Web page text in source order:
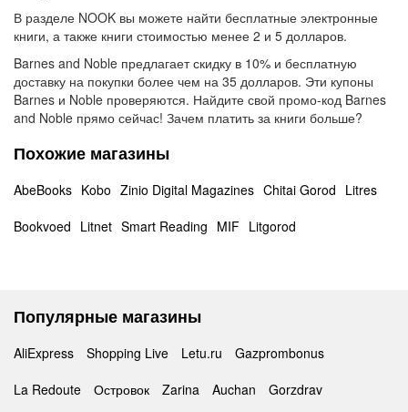
В разделе NOOK вы можете найти бесплатные электронные
книги, а также книги стоимостью менее 2 и 5 долларов.
Barnes and Noble предлагает скидку в 10% и бесплатную
доставку на покупки более чем на 35 долларов. Эти купоны
Barnes и Noble проверяются. Найдите свой промо-код Barnes
and Noble прямо сейчас! Зачем платить за книги больше?
Похожие магазины
AbeBooks Kobo Zinio Digital Magazines Chitai Gorod Litres
Bookvoed Litnet Smart Reading MIF Litgorod
Популярные магазины
AliExpress Shopping Live Letu.ru
Gazprombonus
La Redoute
Островок Zarina Auchan Gorzdrav